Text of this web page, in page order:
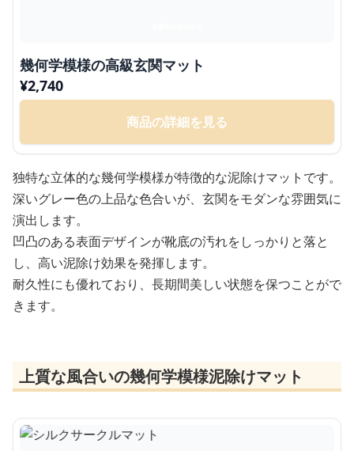
幾何学模様の高級玄関マット
¥2,740
商品の詳細を見る
独特な立体的な幾何学模様が特徴的な泥除けマットです。
深いグレー色の上品な色合いが、玄関をモダンな雰囲気に
演出します。
凹凸のある表面デザインが靴底の汚れをしっかりと落と
し、高い泥除け効果を発揮します。
耐久性にも優れており、長期間美しい状態を保つことがで
きます。
上質な風合いの幾何学模様泥除けマット